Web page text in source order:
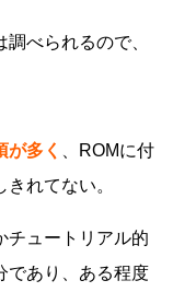
べられるので、
が多く
、ROMに付
れてない。
チュートリアル的
であり、ある程度